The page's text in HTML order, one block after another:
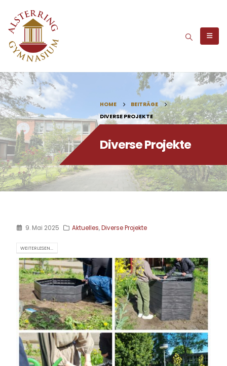
HOME
BEITRÄGE
DIVERSE PROJEKTE
Diverse Projekte
9. Mai 2025 Aktuelles,Diverse Projekte
WEITERLESEN...